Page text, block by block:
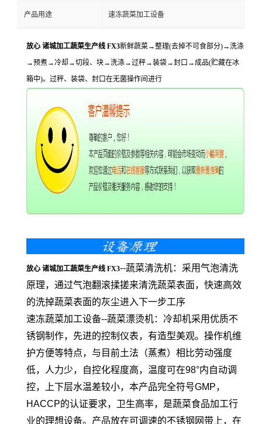
产品用途 速冻蔬菜加工设备
放心 诸城加工蔬菜生产线 FX3新鲜蔬菜→整理(去掉不可食部分)→洗涤
→预煮→冷却→切段、块→洗涤→过秤→装袋→封口→成品(贮藏在冰
箱中)。过秤、装袋、封口在无菌操作间进行
放心 诸城加工蔬菜生产线 FX3--蔬菜清洗机：采用气泡清洗
原理，通过气泡翻滚揉搓来清洗蔬菜表面，快速高效
的洗掉蔬菜表面的灰尘进入下一步工序
速冻蔬菜加工设备--蔬菜漂烫机：冷却机采用优质不
锈钢制作，先进的控制仪表，有造型美观。操作机维
护方便等特点，与目前土法（蒸煮）相比劳动强度
低，人力少，自控化程度高，温度可在98°内自动调
控，上下层水温差较小，本产品完全符号GMP，
HACCP的认证要求，卫生高率，是蔬菜食品加工行
业的理想设备。产品放在可调速的不锈钢网带上，在